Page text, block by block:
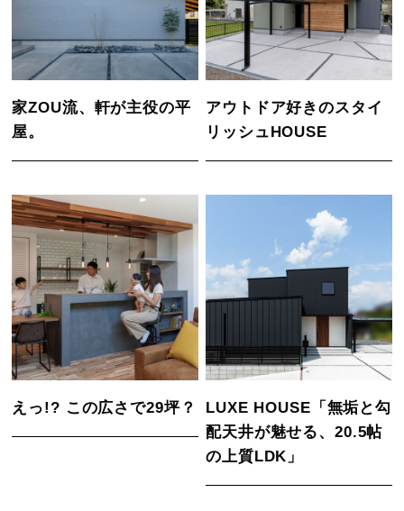
家ZOU流、軒が主役の平
屋。
アウトドア好きのスタイ
リッシュHOUSE
えっ!? この広さで29坪？
LUXE HOUSE「無垢と勾
配天井が魅せる、20.5帖
の上質LDK」